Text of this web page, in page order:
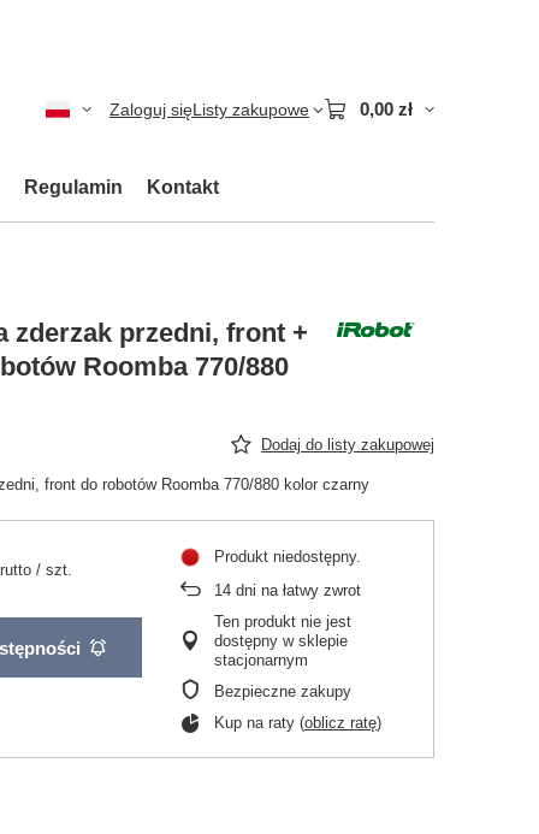
Zaloguj sięListy zakupowe 0,00 zł
Regulamin Kontakt
zderzak przedni, front +
Roomba 770/880
Dodaj do listy zakupowej
front do robotów Roomba 770/880 kolor czarny
/ szt.
Produkt niedostępny
14 dni na łatwy zwrot
Ten produkt nie jest
dostępny w sklepie
stacjonarnym
Bezpieczne zakupy
Kup na raty (oblicz ratę)